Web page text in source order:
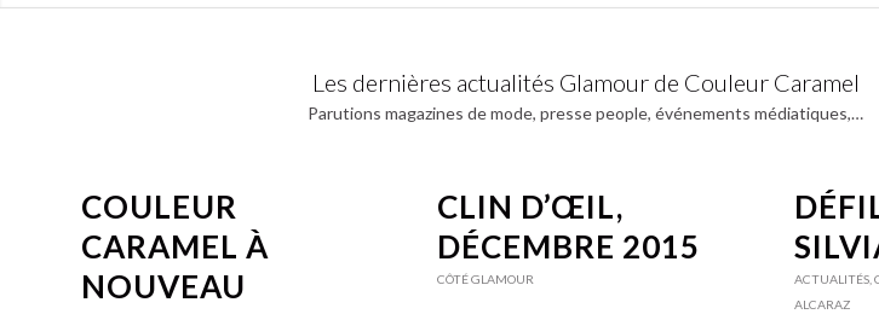
Les dernières actualités Glamour de Couleur Caramel
Parutions magazines de mode, presse people, événements médiatiques,…
COULEUR
CARAMEL À
NOUVEAU
CLIN D’ŒIL,
DÉCEMBRE 2015
CÔTÉ GLAMOUR ACTUALITÉS,
ALCARAZ